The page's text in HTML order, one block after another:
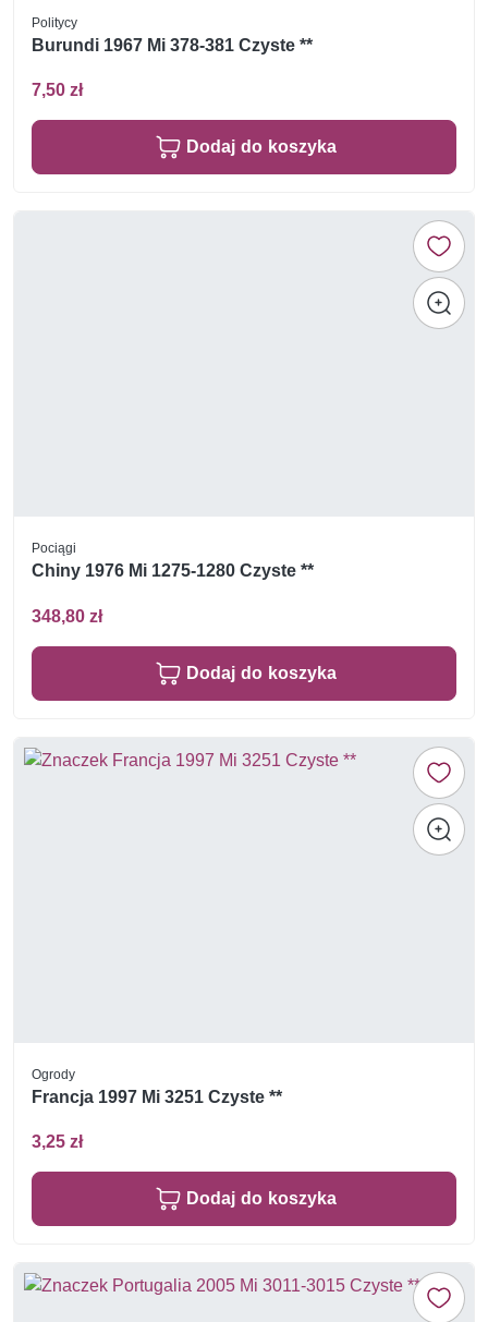
Politycy
Burundi 1967 Mi 378-381 Czyste **
7,50 zł
Dodaj do koszyka
Pociągi
Chiny 1976 Mi 1275-1280 Czyste **
348,80 zł
Dodaj do koszyka
Ogrody
Francja 1997 Mi 3251 Czyste **
3,25 zł
Dodaj do koszyka